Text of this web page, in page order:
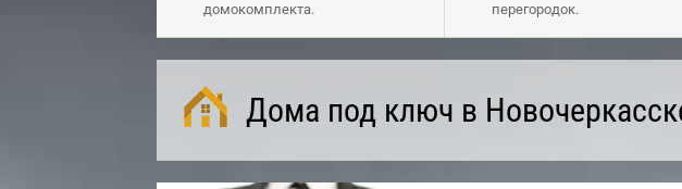
домокомплекта.
перегородок.
Дома под ключ в